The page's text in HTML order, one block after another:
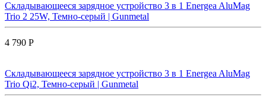
Складывающееся зарядное устройство 3 в 1 Energea AluMag
Trio 2 25W, Темно-серый | Gunmetal
4 790 Р
Складывающееся зарядное устройство 3 в 1 Energea AluMag
Trio Qi2, Темно-серый | Gunmetal